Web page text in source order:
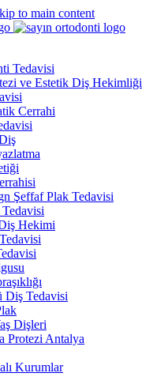
to main content
Tedavisi
ve Estetik Diş Hekimliği
Cerrahi
Şeffaf Plak Tedavisi
Hekimi
Diş Tedavisi
Dişleri
Protezi Antalya
Kurumlar